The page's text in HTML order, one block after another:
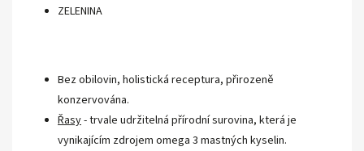
ZELENINA
Bez obilovin, holistická receptura, přirozeně
konzervována.
Řasy- trvale udržitelná přírodní surovina, která je
vynikajícím zdrojem omega 3 mastných kyselin.